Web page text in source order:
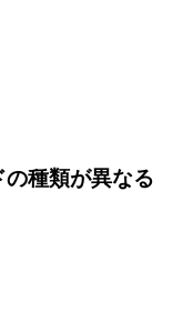
種類が異なる